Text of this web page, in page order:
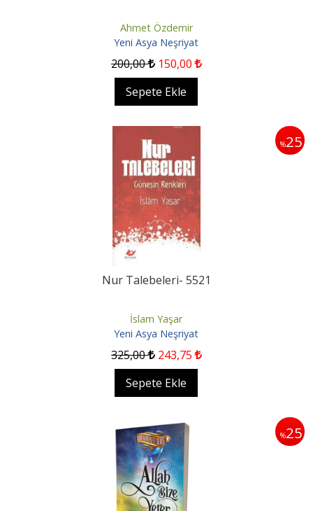
Ahmet Özdemir
Yeni Asya Neşriyat
200,00 150,00
Sepete Ekle
%25
Nur Talebeleri- 5521
İslam Yaşar
Yeni Asya Neşriyat
325,00 243,75
Sepete Ekle
%25